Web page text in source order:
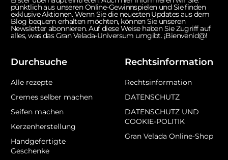
pünktlich aus unseren Online-Gewinnspielen und Sie finden
exklusive Aktionen. Wenn Sie die neuesten Updates aus dem
Blog bequem erhalten möchten, können Sie unseren
Newsletter abonnieren. Auf diese Weise haben Sie Zugriff auf
alles, was das Gran Velada-Universum umgibt. ¡Bienvenid@!
Durchsuche
Alle rezepte
Cremes selber machen
Seifen machen
Kerzenherstellung
Handgefertigte
Geschenke
Rechtsinformation
Rechtsinformation
DATENSCHUTZ
DATENSCHUTZ UND
COOKIE-POLITIK
Gran Velada Online-Shop